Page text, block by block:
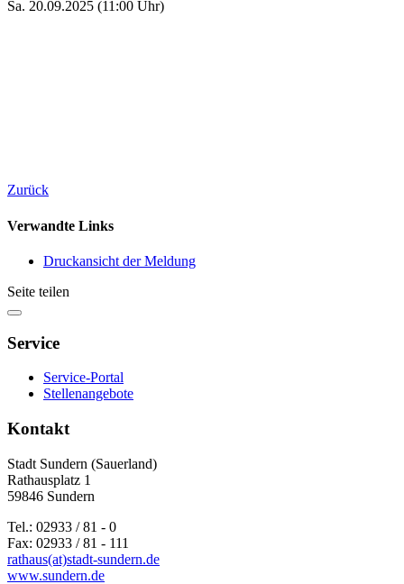
Sa. 20.09.2025 (11:00 Uhr)
Zurück
Verwandte Links
Druckansicht der Meldung
Seite teilen
Service
Service-Portal
Stellenangebote
Kontakt
Stadt Sundern (Sauerland)
Rathausplatz 1
59846 Sundern
Tel.: 02933 / 81 - 0
Fax: 02933 / 81 - 111
rathaus(at)stadt-sundern.de
www.sundern.de